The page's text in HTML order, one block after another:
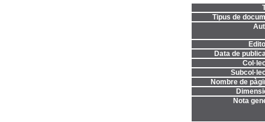
Tipus de
Data de
Nombre de
Nota